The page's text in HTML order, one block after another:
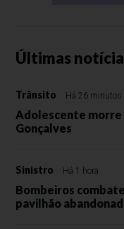
Últimas
Trânsito Há 26 minutos
Adolescente
Gonçalves
Sinistro Há 1 hora
Bombeiros
pavilhão